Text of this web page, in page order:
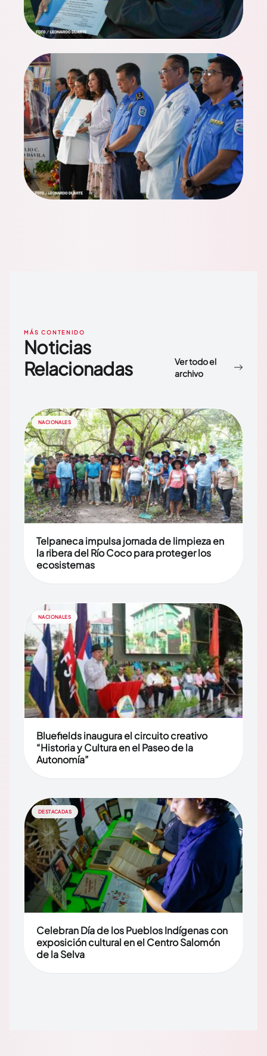
MÁS CONTENIDO
Noticias
Relacionadas
Ver todo el
archivo
NACIONALES
Telpaneca impulsa jornada de limpieza en
la ribera del Río Coco para proteger los
ecosistemas
NACIONALES
Bluefields inaugura el circuito creativo
“Historia y Cultura en el Paseo de la
Autonomía”
DESTACADAS
Celebran Día de los Pueblos Indígenas con
exposición cultural en el Centro Salomón
de la Selva